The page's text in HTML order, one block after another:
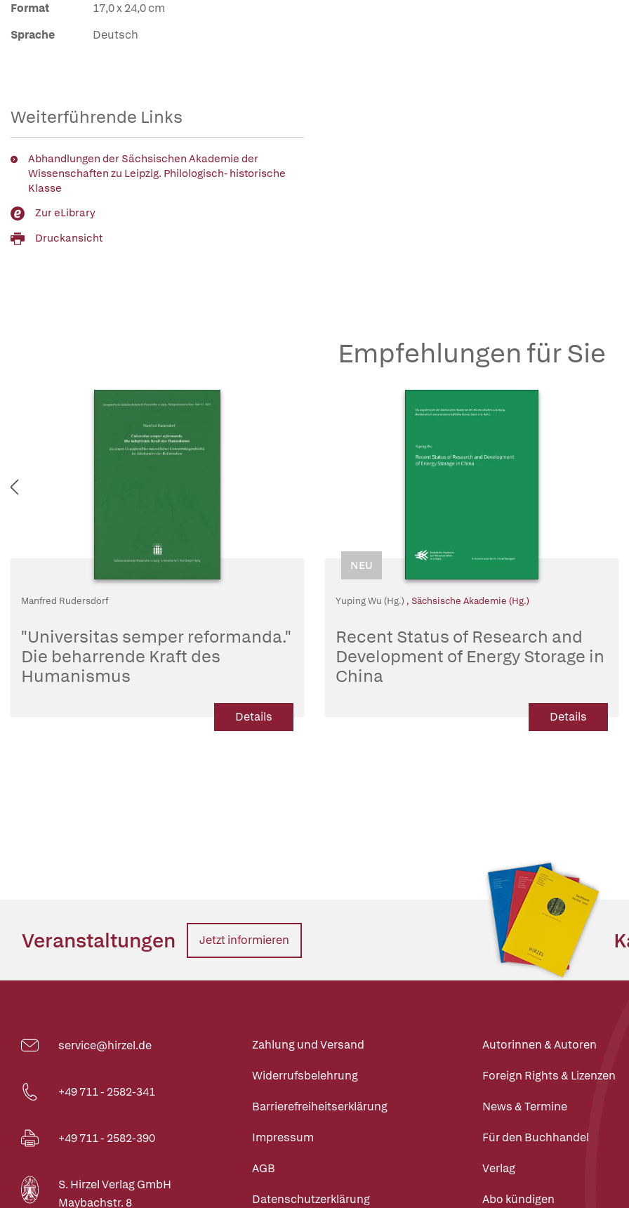
Format
17,0 x 24,0 cm
Sprache
Deutsch
Weiterführende Links
Abhandlungen der Sächsischen Akademie der
Wissenschaften zu Leipzig. Philologisch- historische
Klasse
Zur eLibrary
Druckansicht
Empfehlungen für Sie
Manfred Rudersdorf
"Universitas semper reformanda."
Die beharrende Kraft des
Humanismus
Universitätsgeschichte im Jahrhundert
Details
NEU
Yuping Wu (Hg.) , Sächsische Akademie (Hg.)
Recent Status of Research and
Development of Energy Storage in
China
Details
Veranstaltungen Jetzt informieren
service@hirzel.de
+49 711 - 2582-341
+49 711 - 2582-390
S. Hirzel Verlag GmbH
Maybachstr. 8
Zahlung und Versand
Widerrufsbelehrung
Barrierefreiheitserklärung
Impressum
AGB
Datenschutzerklärung
Autorinnen & Autoren
Foreign Rights & Lizenzen
News & Termine
Für den Buchhandel
Verlag
Abo kündigen